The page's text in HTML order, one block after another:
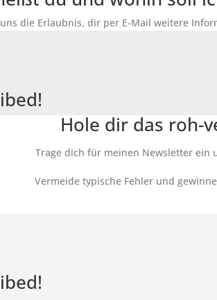
die Erlaubnis, dir per E-Mail weitere
Hole dir das roh-
Trage dich für meinen Newsletter ein
Vermeide typische Fehler und